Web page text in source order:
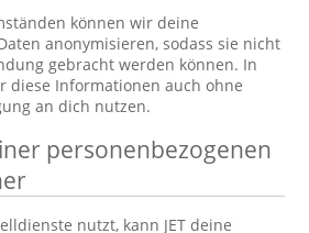
können wir deine
anonymisieren, sodass sie nicht
gebracht werden können. In
diese Informationen auch ohne
an dich nutzen.
personenbezogenen
nutzt, kann JET deine